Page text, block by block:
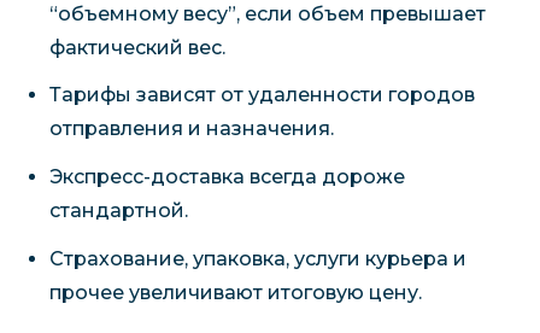
“объемному весу”, если объем превышает
фактический вес.
Тарифы зависят от удаленности городов
отправления и назначения.
Экспресс-доставка всегда дороже
стандартной.
Страхование, упаковка, услуги курьера и
прочее увеличивают итоговую цену.